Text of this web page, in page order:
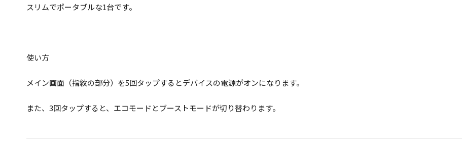
スリムでポータブルな1台です。
使い方
メイン画面（指紋の部分）を5回タップするとデバイスの電源がオンになります。
また、3回タップすると、エコモードとブーストモードが切り替わります。